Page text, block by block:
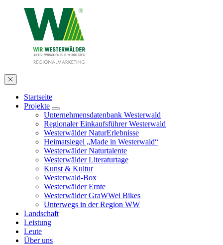
Startseite
Projekte
Unternehmensdatenbank Westerwald
Regionaler Einkaufsführer Westerwald
Westerwälder NaturErlebnisse
Heimatsiegel „Made in Westerwald“
Westerwälder Naturtalente
Westerwälder Literaturtage
Kunst & Kultur
Westerwald-Box
Westerwälder Ernte
Westerwälder GraWWel Bikes
Unterwegs in der Region WW
Landschaft
Leistung
Leute
Über uns